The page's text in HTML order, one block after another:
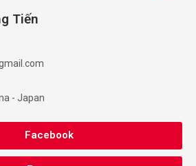
Tiến
- Japan
Facebook